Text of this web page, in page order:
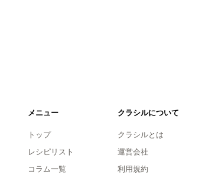
メニュー
トップ
レシピリスト
コラム一覧
クラシルについて
クラシルとは
運営会社
利用規約